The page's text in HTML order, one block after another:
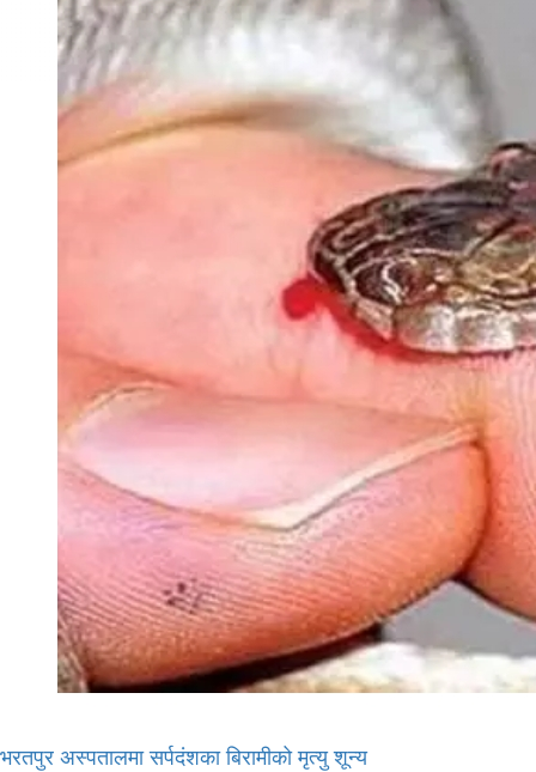
भरतपुर अस्पतालमा सर्पदंशका बिरामीको मृत्यु शून्य